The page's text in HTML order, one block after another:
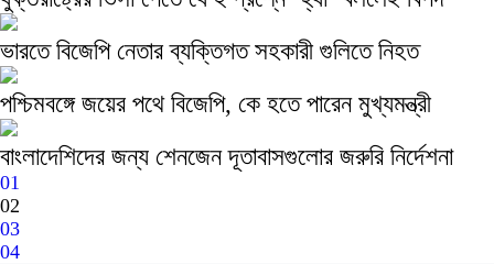
ভারতে বিজেপি নেতার ব্যক্তিগত সহকারী গুলিতে নিহত
পশ্চিমবঙ্গে জয়ের পথে বিজেপি, কে হতে পারেন মুখ্যমন্ত্রী
বাংলাদেশিদের জন্য শেনজেন দূতাবাসগুলোর জরুরি নির্দেশনা
01
02
03
04